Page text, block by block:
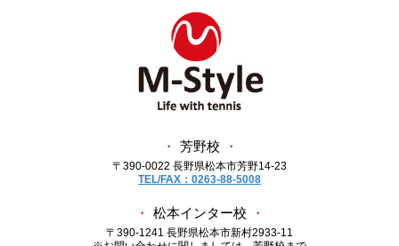
・ 芳野校 ・
〒390-0022 長野県松本市芳野14-23
TEL/FAX：0263-88-5008
・ 松本インター校 ・
〒390-1241 長野県松本市新村2933-11